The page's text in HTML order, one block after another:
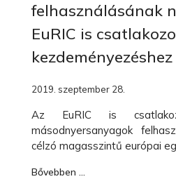
felhasználásának
EuRIC is
kezdeményezéshez
2019. szeptember 28.
Az EuRIC is
másodnyersanyagok
célzó magasszintű európai
Bővebben …